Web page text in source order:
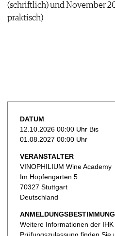
(schriftlich) und November
praktisch)
DATUM
12.10.2026 00:00 Uhr Bis
01.08.2027 00:00 Uhr
VERANSTALTER
VINOPHILIUM Wine Academy
Im Hopfengarten 5
70327 Stuttgart
Deutschland
Weitere Informationen der
Prüfungszulassung finden Sie